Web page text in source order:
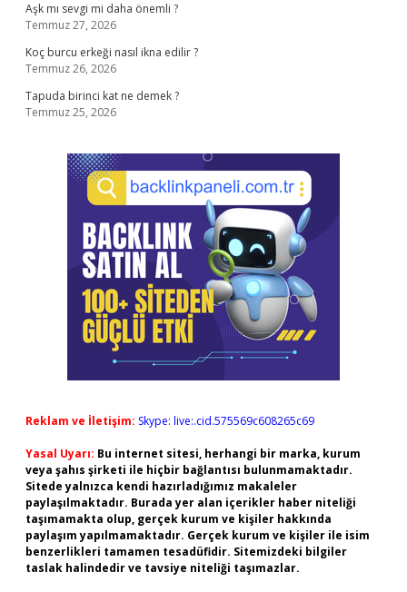
Aşk mı sevgi mi daha önemli ?
Temmuz 27, 2026
Koç burcu erkeği nasıl ikna edilir ?
Temmuz 26, 2026
Tapuda birinci kat ne demek ?
Temmuz 25, 2026
Reklam ve İletişim: Skype: live:.cid.575569c608265c69
Yasal Uyarı: Bu internet sitesi, herhangi bir marka, kurum
veya şahıs şirketi ile hiçbir bağlantısı bulunmamaktadır.
Sitede yalnızca kendi hazırladığımız makaleler
paylaşılmaktadır. Burada yer alan içerikler haber niteliği
taşımamakta olup, gerçek kurum ve kişiler hakkında
paylaşım yapılmamaktadır. Gerçek kurum ve kişiler ile isim
benzerlikleri tamamen tesadüfidir. Sitemizdeki bilgiler
taslak halindedir ve tavsiye niteliği taşımazlar.